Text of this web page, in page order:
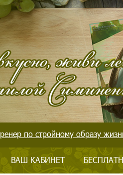
по стройному образу
ВАШ КАБИНЕТ